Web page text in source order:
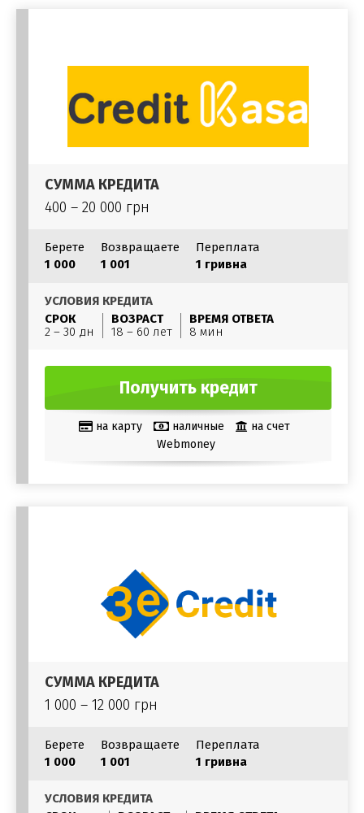
СУММА КРЕДИТА
400 – 20 000 грн
Берете
1 000
Возвращаете
1 001
Переплата
1 гривна
УСЛОВИЯ КРЕДИТА
СРОК
2 – 30 дн
ВОЗРАСТ
18 – 60 лет
ВРЕМЯ ОТВЕТА
8 мин
Получить кредит
на карту наличные
на счет
Webmoney
СУММА КРЕДИТА
1 000 – 12 000 грн
Берете
1 000
Возвращаете
1 001
Переплата
1 гривна
УСЛОВИЯ КРЕДИТА